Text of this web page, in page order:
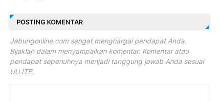
POSTING KOMENTAR
Jabungonline.com sangat menghargai pendapat Anda.
Bijaklah dalam menyampaikan komentar. Komentar atau
pendapat sepenuhnya menjadi tanggung jawab Anda sesuai
UU ITE.